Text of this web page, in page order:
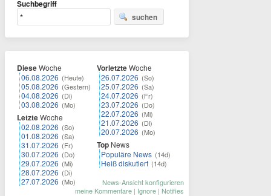
Suchbegriff
suchen
DieseWoche
06.08.2026 (Heute)
05.08.2026 (Gestern)
04.08.2026 (Di)
03.08.2026 (Mo)
LetzteWoche
02.08.2026 (So)
01.08.2026 (Sa)
31.07.2026 (Fr)
30.07.2026 (Do)
29.07.2026 (Mi)
28.07.2026 (Di)
27.07.2026 (Mo)
VorletzteWoche
26.07.2026 (So)
25.07.2026 (Sa)
24.07.2026 (Fr)
23.07.2026 (Do)
22.07.2026 (Mi)
21.07.2026 (Di)
20.07.2026 (Mo)
Top News
Populäre News (14d)
Heiß diskutiert (14d)
News-Ansicht konfigurieren
meine Kommentare | Ignore | Notifies